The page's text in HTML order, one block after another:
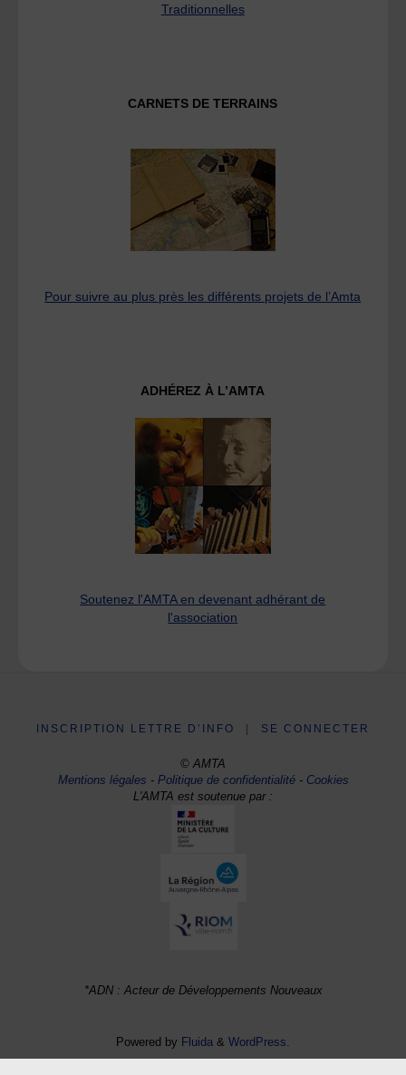
Traditionnelles
CARNETS DE TERRAINS
Pour suivre au plus près les différents projets de l’Amta
ADHÉREZ À L’AMTA
Soutenez l'AMTA en devenant adhérant de
l'association
INSCRIPTION LETTRE D’INFO SE CONNECTER
© AMTA
Mentions légales -Politique de confidentialité- Cookies
L'AMTA est soutenue par :
*ADN : Acteur de Développements Nouveaux
Powered by Fluida & WordPress.